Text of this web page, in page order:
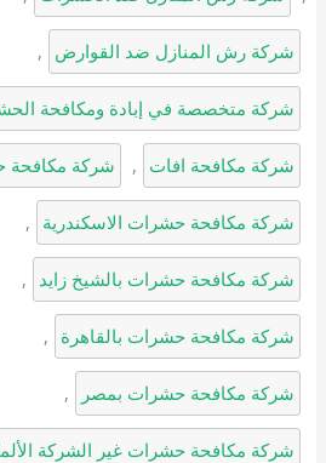
شركة رش المنازل ضد القوارض ,
شركة متخصصة في إبادة ومكافحة
شركة مكافحة افات , شركة مكافحة
شركة مكافحة حشرات الاسكندرية ,
شركة مكافحة حشرات بالشيخ زايد ,
شركة مكافحة حشرات بالقاهرة ,
شركة مكافحة حشرات بمصر ,
شركة مكافحة حشرات غير الشركة